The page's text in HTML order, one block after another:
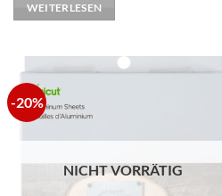
WEITERLESEN
-20%
NICHT VORRÄTIG